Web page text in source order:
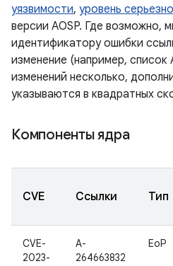
уязвимости, уровень
версии AOSP. Где возможно,
идентификатору ошибки
изменение (например, список
изменений несколько,
указываются в квадратных
Компоненты ядра
CVE Ссылки Тип
CVE-
2023-
A-
264663832
EoP